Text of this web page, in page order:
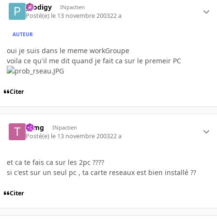
prodigy INpactien
Posté(e) le 13 novembre 200322 a
AUTEUR
oui je suis dans le meme workGroupe
voila ce qu'il me dit quand je fait ca sur le premeir PC
Citer
tomg INpactien
Posté(e) le 13 novembre 200322 a
et ca te fais ca sur les 2pc ????
si c'est sur un seul pc , ta carte reseaux est bien installé ??
Citer